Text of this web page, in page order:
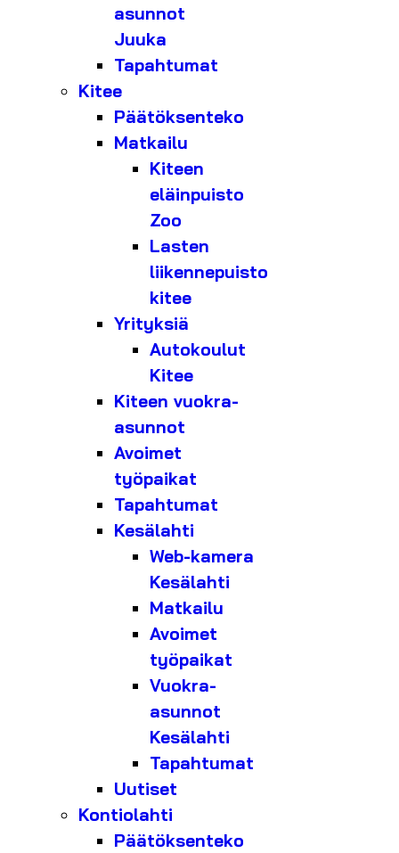
asunnot
Juuka
Tapahtumat
Kitee
Päätöksenteko
Matkailu
Kiteen
eläinpuisto
Zoo
Lasten
liikennepuisto
kitee
Yrityksiä
Autokoulut
Kitee
Kiteen vuokra-
asunnot
Avoimet
työpaikat
Tapahtumat
Kesälahti
Web-kamera
Kesälahti
Matkailu
Avoimet
työpaikat
Vuokra-
asunnot
Kesälahti
Tapahtumat
Uutiset
Kontiolahti
Päätöksenteko